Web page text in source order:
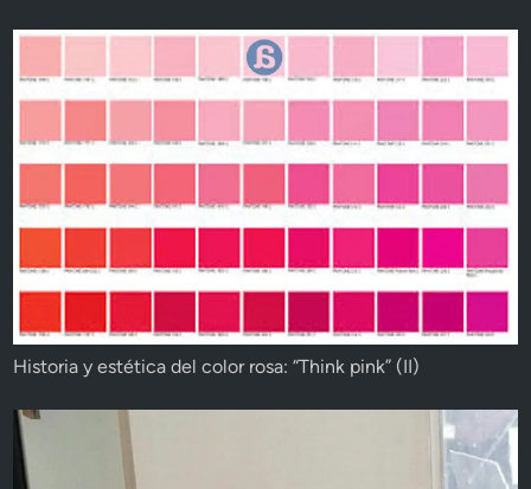
Historia y estética del color rosa: “Think pink” (II)